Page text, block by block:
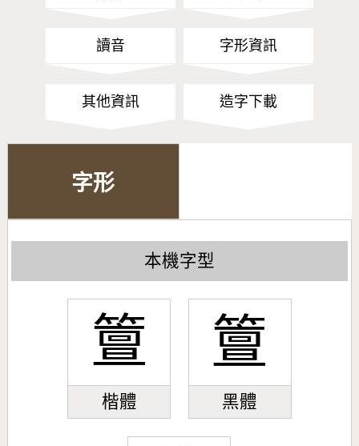
讀音 字形資訊
其他資訊 造字下載
字形
本機字型
䉡
楷體
䉡
黑體